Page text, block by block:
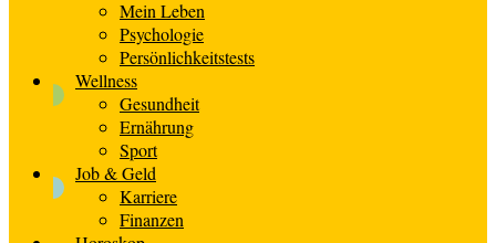
Mein Leben
Psychologie
Persönlichkeitstests
Wellness
Gesundheit
Ernährung
Sport
Job & Geld
Karriere
Finanzen